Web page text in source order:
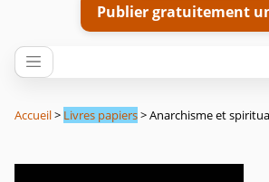
Publier gratuitement
Accueil> Livres papiers> Anarchisme et